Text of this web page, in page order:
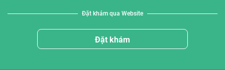
Đặt khám qua Website
Đặt khám